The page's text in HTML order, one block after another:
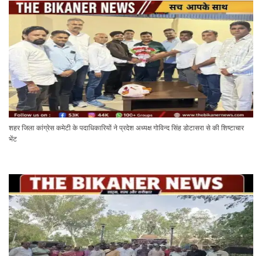
शहर जिला कांग्रेस कमेटी के पदाधिकारियों ने प्रदेश अध्यक्ष गोविन्द सिंह डोटासरा से की शिष्टाचार
भेंट